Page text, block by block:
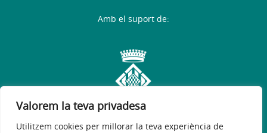
Valorem la teva privadesa
Utilitzem cookies per millorar la teva experiència de
Amb el suport de: